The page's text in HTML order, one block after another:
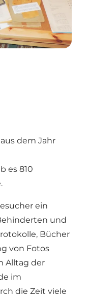
dem Jahr
es 810
ein
und
Bücher
von Fotos
Alltag der
im
die Zeit viele